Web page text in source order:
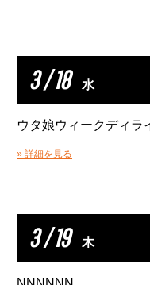
3 / 18 水
ウタ娘ウィークディラ
» 詳細を見る
3 / 19 木